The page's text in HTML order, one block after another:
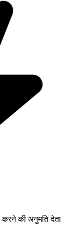
करने की अनुमति देता